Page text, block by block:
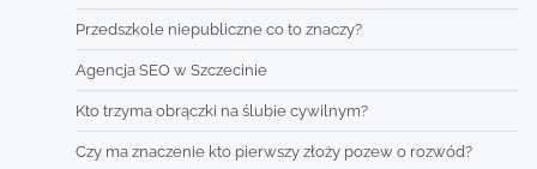
Przedszkole niepubliczne co to znaczy?
Agencja SEO w Szczecinie
Kto trzyma obrączki na ślubie cywilnym?
Czy ma znaczenie kto pierwszy złoży pozew o rozwód?